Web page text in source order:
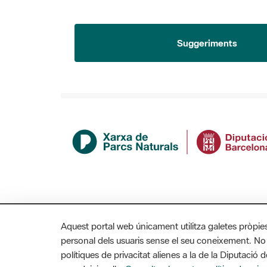
Suggeriments
Aquest portal web únicament utilitza galetes
personal dels usuaris sense el seu coneixement.
polítiques de privacitat alienes a la de la Diputació